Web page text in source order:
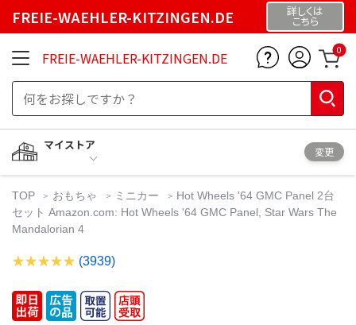
FREIE-WAEHLER-KITZINGEN.DE 詳しくは
こちら
FREIE-WAEHLER-KITZINGEN.DE 0
マイストア
変更
TOP おもちゃ ミニカー
Hot Wheels '64 GMC Panel 2台
セット Amazon.com: Hot Wheels '64 GMC Panel, Star Wars The
Mandalorian 4
(3939)